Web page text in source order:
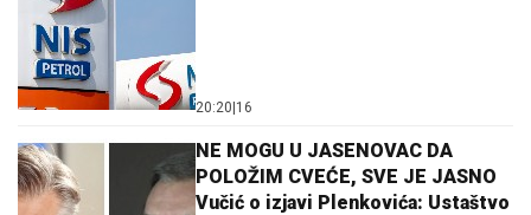
20:20|16
NE MOGU U JASENOVAC DA
POLOŽIM CVEĆE, SVE JE JASNO
Vučić o izjavi Plenkovića: Ustaštvo